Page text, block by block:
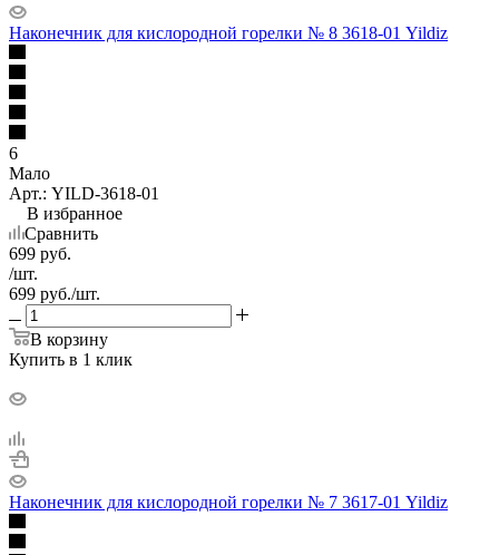
Наконечник для кислородной горелки № 8 3618-01 Yildiz
6
Мало
Арт.: YILD-3618-01
В избранное
Сравнить
699 руб.
/шт.
699 руб./шт.
В корзину
Купить в 1 клик
Наконечник для кислородной горелки № 7 3617-01 Yildiz